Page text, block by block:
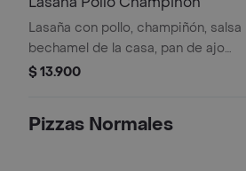
Lasaña con pollo, champiñón, salsa
bechamel de la casa, pan de ajo
gratinado de queso, orégano y
$ 13.900
Pizzas Normales